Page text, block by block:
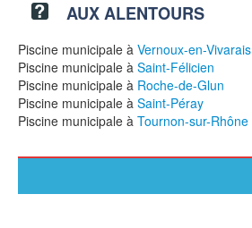
AUX ALENTOURS
Piscine municipale à Vernoux-en-Vivarais
Piscine municipale à Saint-Félicien
Piscine municipale à Roche-de-Glun
Piscine municipale à Saint-Péray
Piscine municipale à Tournon-sur-Rhône